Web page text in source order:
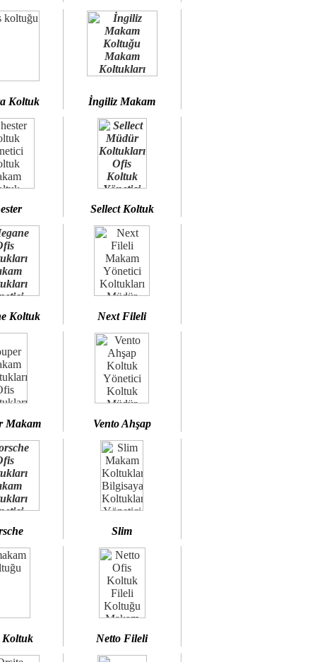
Koltuk İngiliz Makam
Sellect Koltuk
Koltuk Next Fileli
Makam Vento Ahşap
Slim
Koltuk Netto Fileli